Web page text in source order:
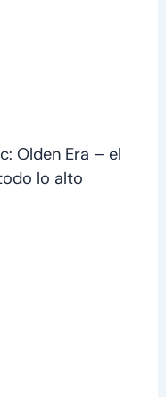
Olden Era – el
lo alto